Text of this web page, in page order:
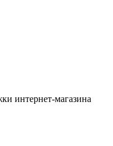
интернет-магазина